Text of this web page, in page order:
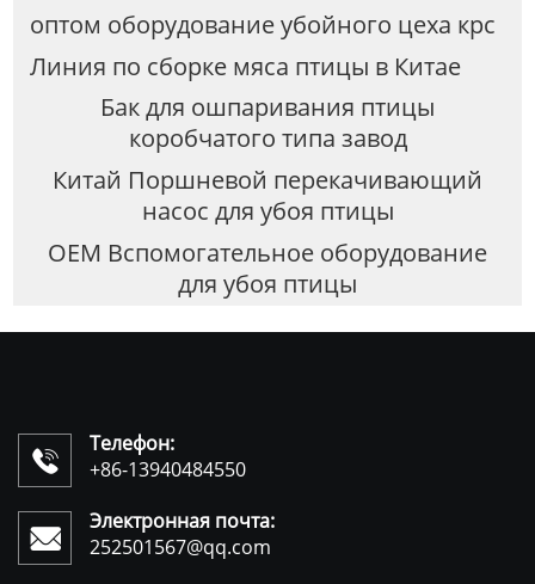
оптом оборудование убойного цеха крс
Линия по сборке мяса птицы в Китае
Бак для ошпаривания птицы
коробчатого типа завод
Китай Поршневой перекачивающий
насос для убоя птицы
OEM Вспомогательное оборудование
для убоя птицы

Телефон:
+86-13940484550

Электронная почта:
252501567@qq.com